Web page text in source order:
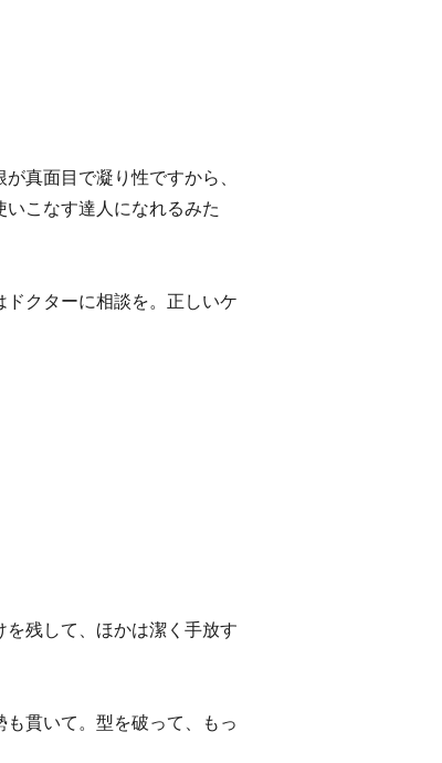
真面目で凝り性ですから、
こなす達人になれるみた
クターに相談を。正しいケ
残して、ほかは潔く手放す
貫いて。型を破って、もっ